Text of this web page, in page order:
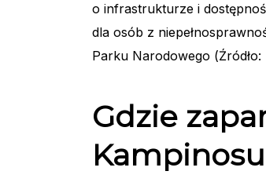
o infrastrukturze i
dla osób z
Parku Narodowego
Gdzie